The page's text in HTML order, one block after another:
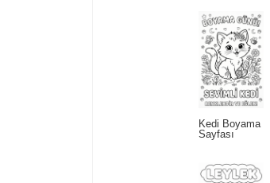
Kedi Boyama
Sayfası